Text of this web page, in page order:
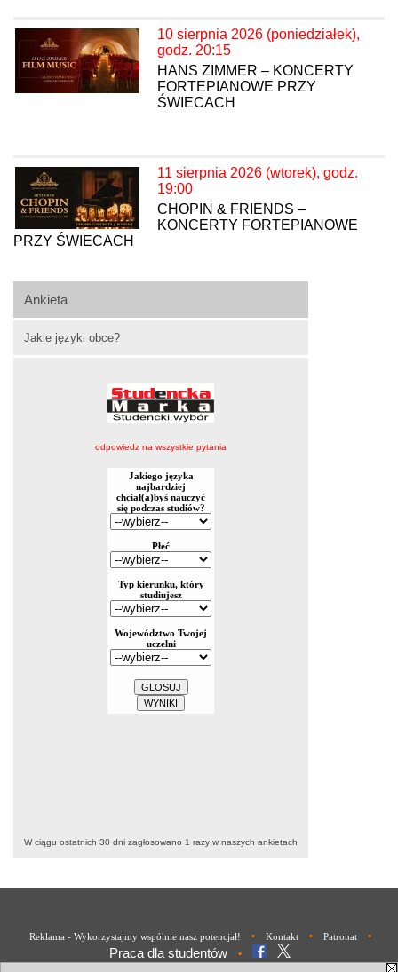
Ankieta
Jakie języki obce?
odpowiedz na wszystkie pytania
W ciągu ostatnich 30 dni zagłosowano 1 razy w naszych ankietach
10 sierpnia 2026 (poniedziałek),
godz. 20:15
HANS ZIMMER – KONCERTY
FORTEPIANOWE PRZY
ŚWIECACH
11 sierpnia 2026 (wtorek), godz.
19:00
CHOPIN & FRIENDS –
KONCERTY FORTEPIANOWE
PRZY ŚWIECACH
Reklama - Wykorzystajmy wspólnie nasz potencjał! • Kontakt • Patronat •
Praca dla studentów •